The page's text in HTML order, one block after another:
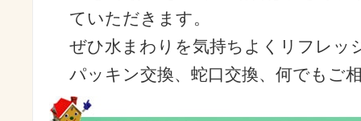
ていただきます。
ぜひ水まわりを気持ちよくリフレッ
パッキン交換、蛇口交換、何でもご